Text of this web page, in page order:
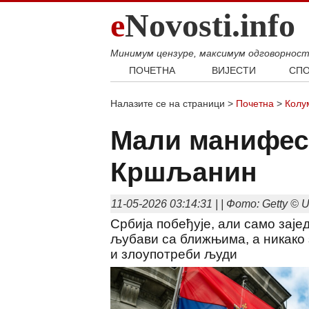
eNovosti.info
Минимум цензуре, максимум
ПОЧЕТНА
ВИЈЕСТИ
Балкан
Република Српска
Хроника
Налазите се на страници > Почетна >
Мали
Кршљанин
11-05-2026 03:14:31 | | Фото: Getty ©
Србија побеђује, али само
љубави са ближњима, а никако
и злоупотреби људи